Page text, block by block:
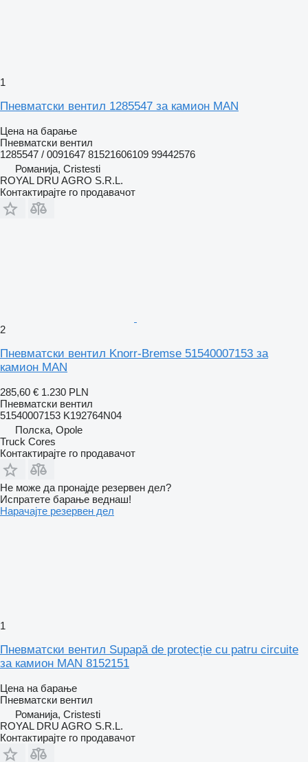
1
Пневматски вентил 1285547 за камион MAN
Цена на барање
Пневматски вентил
1285547 / 0091647 81521606109 99442576
Романија, Cristesti
ROYAL DRU AGRO S.R.L.
Контактирајте го продавачот
2
Пневматски вентил Knorr-Bremse 51540007153 за
камион MAN
285,60 € 1.230 PLN
Пневматски вентил
51540007153 K192764N04
Полска, Opole
Truck Cores
Контактирајте го продавачот
Не може да пронајде резервен дел?
Испратете барање веднаш!
Нарачајте резервен дел
1
Пневматски вентил Supapă de protecție cu patru circuite
за камион MAN 8152151
Цена на барање
Пневматски вентил
Романија, Cristesti
ROYAL DRU AGRO S.R.L.
Контактирајте го продавачот